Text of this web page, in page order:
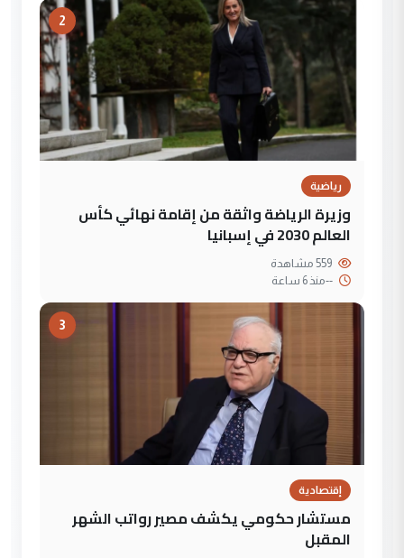
2
رياضية
وزيرة الرياضة واثقة من إقامة نهائي كأس
العالم 2030 في إسبانيا
--منذ 6 ساعة
3
إقتصادية
مستشار حكومي يكشف مصير رواتب الشهر
المقبل